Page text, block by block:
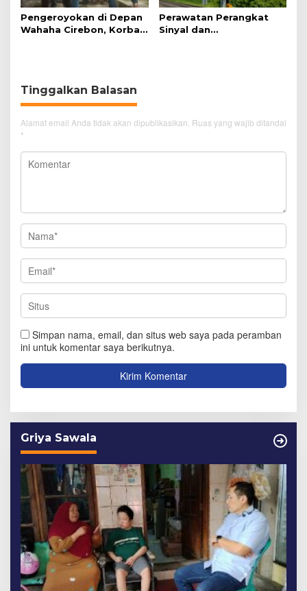
Pengeroyokan di Depan
Wahaha Cirebon, Korban
Perawatan Perangkat
Sinyal dan
Tinggalkan Balasan
Alamat email Anda tidak akan dipublikasikan. Ruas yang wajib ditandai
*
Simpan nama, email, dan situs web saya pada peramban
ini untuk komentar saya berikutnya.
Griya Sawala